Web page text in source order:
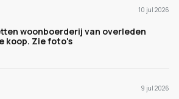
10 jul 2026
woonboerderij van overleden
koop. Zie foto's
9 jul 2026